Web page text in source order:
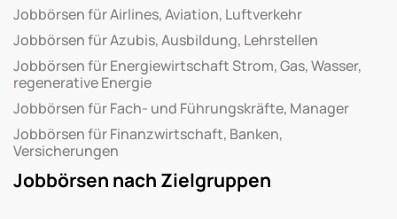
Jobbörsen für Airlines, Aviation, Luftverkehr
Jobbörsen für Azubis, Ausbildung, Lehrstellen
Jobbörsen für Energiewirtschaft Strom, Gas, Wasser,
regenerative Energie
Jobbörsen für Fach- und Führungskräfte, Manager
Jobbörsen für Finanzwirtschaft, Banken,
Versicherungen
Jobbörsen nach Zielgruppen